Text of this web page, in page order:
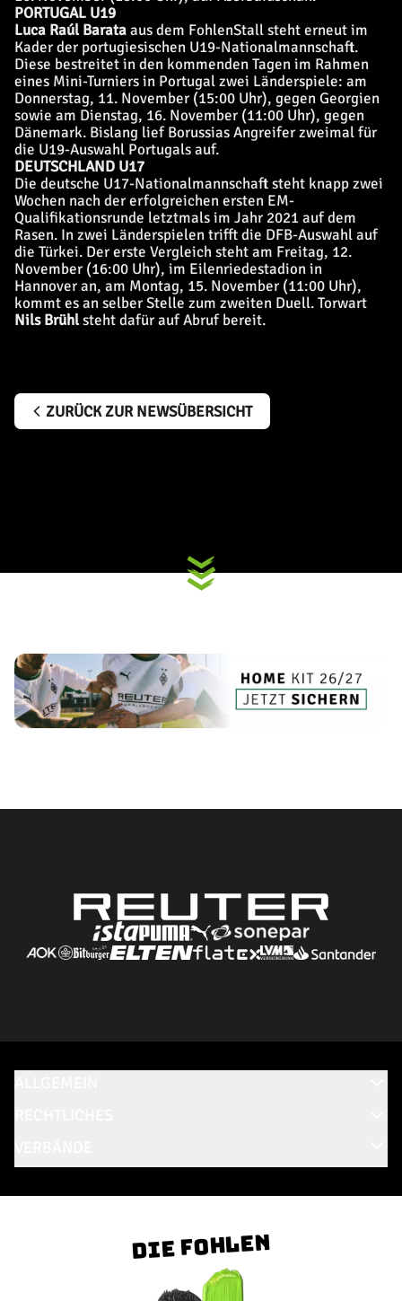
PORTUGAL U19
Luca Raúl Barataaus dem FohlenStall steht erneut im
Kader der portugiesischen U19-Nationalmannschaft.
Diese bestreitet in den kommenden Tagen im Rahmen
eines Mini-Turniers in Portugal zwei Länderspiele: am
Donnerstag, 11. November (15:00 Uhr), gegen Georgien
sowie am Dienstag, 16. November (11:00 Uhr), gegen
Dänemark. Bislang lief Borussias Angreifer zweimal für
die U19-Auswahl Portugals auf.
DEUTSCHLAND U17
Die deutsche U17-Nationalmannschaft steht knapp zwei
Wochen nach der erfolgreichen ersten EM-
Qualifikationsrunde letztmals im Jahr 2021 auf dem
Rasen. In zwei Länderspielen trifft die DFB-Auswahl auf
die Türkei. Der erste Vergleich steht am Freitag, 12.
November (16:00 Uhr), im Eilenriedestadion in
Hannover an, am Montag, 15. November (11:00 Uhr),
kommt es an selber Stelle zum zweiten Duell. Torwart
Nils Brühlsteht dafür auf Abruf bereit.
ZURÜCK ZUR NEWSÜBERSICHT
Die Fohlen